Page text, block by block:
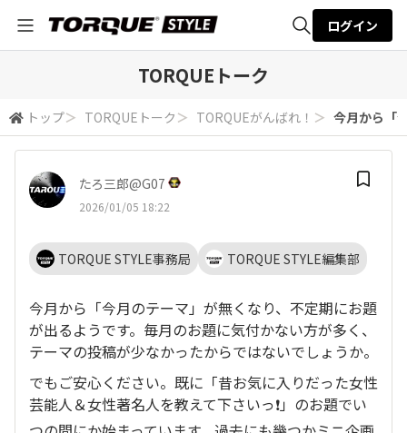
検索
ログイン
TORQUEトーク
トップ＞ TORQUEトーク ＞ TORQUEがんばれ！ ＞ 今月から「
たろ三郎@G07
2026/01/05 18:22
TORQUE STYLE事務局 TORQUE STYLE編集部
今月から「今月のテーマ」が無くなり、不定期にお題
が出るようです。毎月のお題に気付かない方が多く、
テーマの投稿が少なかったからではないでしょうか。
でもご安心ください。既に「昔お気に入りだった女性
芸能人＆女性著名人を教えて下さいっ❗️」のお題でい